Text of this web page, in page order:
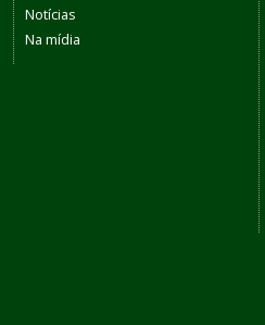
Notícias
Na mídia